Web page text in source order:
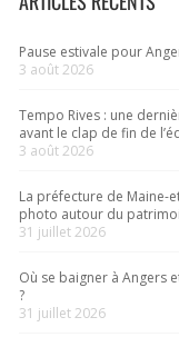
Pause estivale pour
3 août 2026
Tempo Rives : une
avant le clap de fin de
3 août 2026
La préfecture de Maine-
photo autour du
31 juillet 2026
Où se baigner à Angers
?
31 juillet 2026